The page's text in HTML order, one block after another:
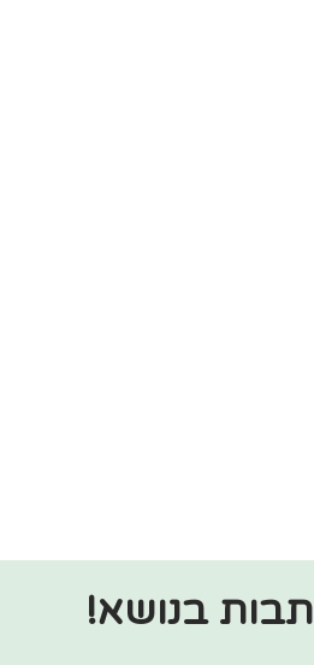
בנושא!